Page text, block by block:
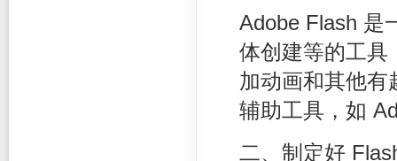
Adobe Flash 是
体创建等的工具
加动画和其他有
辅助工具，如
二、制定好